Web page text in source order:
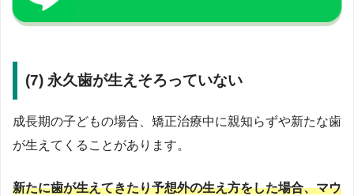
(7) 永久歯が生えそろっていない
成長期の子どもの場合、矯正治療中に親知らずや新たな歯
が生えてくることがあります。
新たに歯が生えてきたり予想外の生え方をした場合、マウ